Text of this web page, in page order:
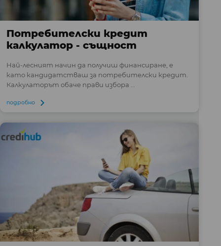
Потребителски кредит
калкулатор - същност
Най-лесният начин да получиш финансиране, е
като кандидатстваш за потребителски кредит.
Калкулаторът обаче прави избора ...
подробно